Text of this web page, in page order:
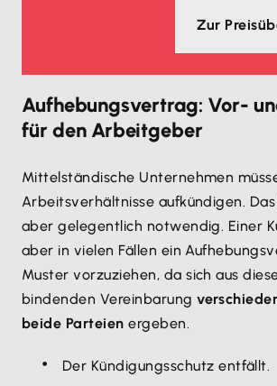
Zur
Aufhebungsvertrag: Vor-
für den Arbeitgeber
Mittelständische Unternehmen
Arbeitsverhältnisse aufkündigen.
aber gelegentlich notwendig. Einer
aber in vielen Fällen ein
Muster vorzuziehen, da sich aus
bindenden Vereinbarung
beide Parteien ergeben.
Der Kündigungsschutz entfällt.